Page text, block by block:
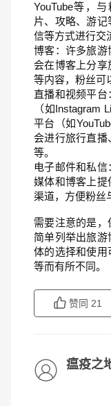
YouTube等，
片、攻略、游
信等方式进行交
博客：许多旅游
会在博客上分享
等内容，粉丝可
直播和视频平
（如Instagram
平台（如
会进行旅行直播
等。
电子邮件和私
媒体和博客上提
渠道，方便粉丝
需要注意的是，
简单列举出旅
体的选择和使用
等而有所不同。
赞同 21
瘟疫之